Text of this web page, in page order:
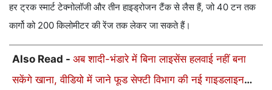
हर ट्रक स्मार्ट टेक्नोलॉजी और तीन हाइड्रोजन टैंक से लैस हैं, जो 40 टन तक
कार्गो को 200 किलोमीटर की रेंज तक लेकर जा सकते हैं।
Also Read - अब शादी-भंडारे में बिना लाइसेंस हलवाई नहीं बना
सकेंगे खाना, वीडियो में जाने फूड सेफ्टी विभाग की नई गाइडलाइन